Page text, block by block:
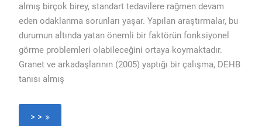
almış birçok birey, standart tedavilere rağmen devam
eden odaklanma sorunları yaşar. Yapılan araştırmalar, bu
durumun altında yatan önemli bir faktörün fonksiyonel
görme problemleri olabileceğini ortaya koymaktadır.
Granet ve arkadaşlarının (2005) yaptığı bir çalışma, DEHB
tanısı almış
> >